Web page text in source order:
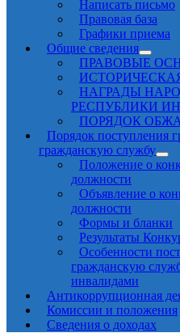
Написать письмо
Правовая база
Графики приема
Общие сведения
ПРАВОВЫЕ
НАГРАДЫ
РЕСПУБЛИКИ
ПОРЯДОК
Порядок поступления
гражданскую службу
Положение о
должности
Объявление о
должности
Формы и бланки
Результаты
Особенности
гражданскую
инвалидами
Антикоррупционная
Комиссии и положения
Сведения о доходах